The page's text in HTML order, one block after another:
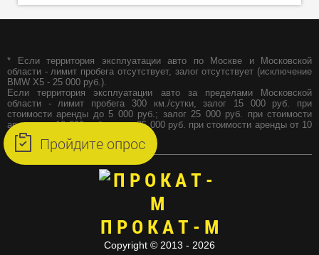
* Если территория эксплуатации авто по Москве и Московской
области - лимит пробега отсутствует, залог отсутствует (исключение
BMW X5 - 25 000 руб.).
Если территория эксплуатации авто за пределами Московской
области - лимит пробега 300 км./сутки, залог 15 000 руб. при
стоимости аренды до 5 000 руб.; залог 25 000 руб. при стоимости
аренды до 10 000 руб.; залог 35 000 руб. при стоимости аренды от 10
000 руб.
ПРОКАТ-М
Copyright © 2013 - 2026
Пройдите опрос